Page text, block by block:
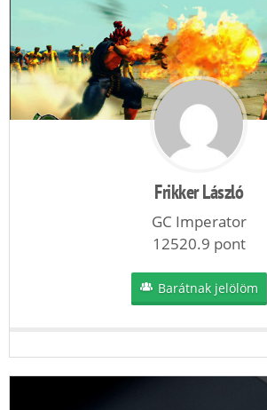
Frikker László
GC Imperator
12520.9 pont
Barátnak jelölöm